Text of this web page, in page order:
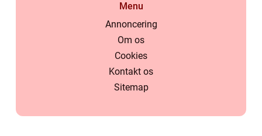
Menu
Annoncering
Om os
Cookies
Kontakt os
Sitemap